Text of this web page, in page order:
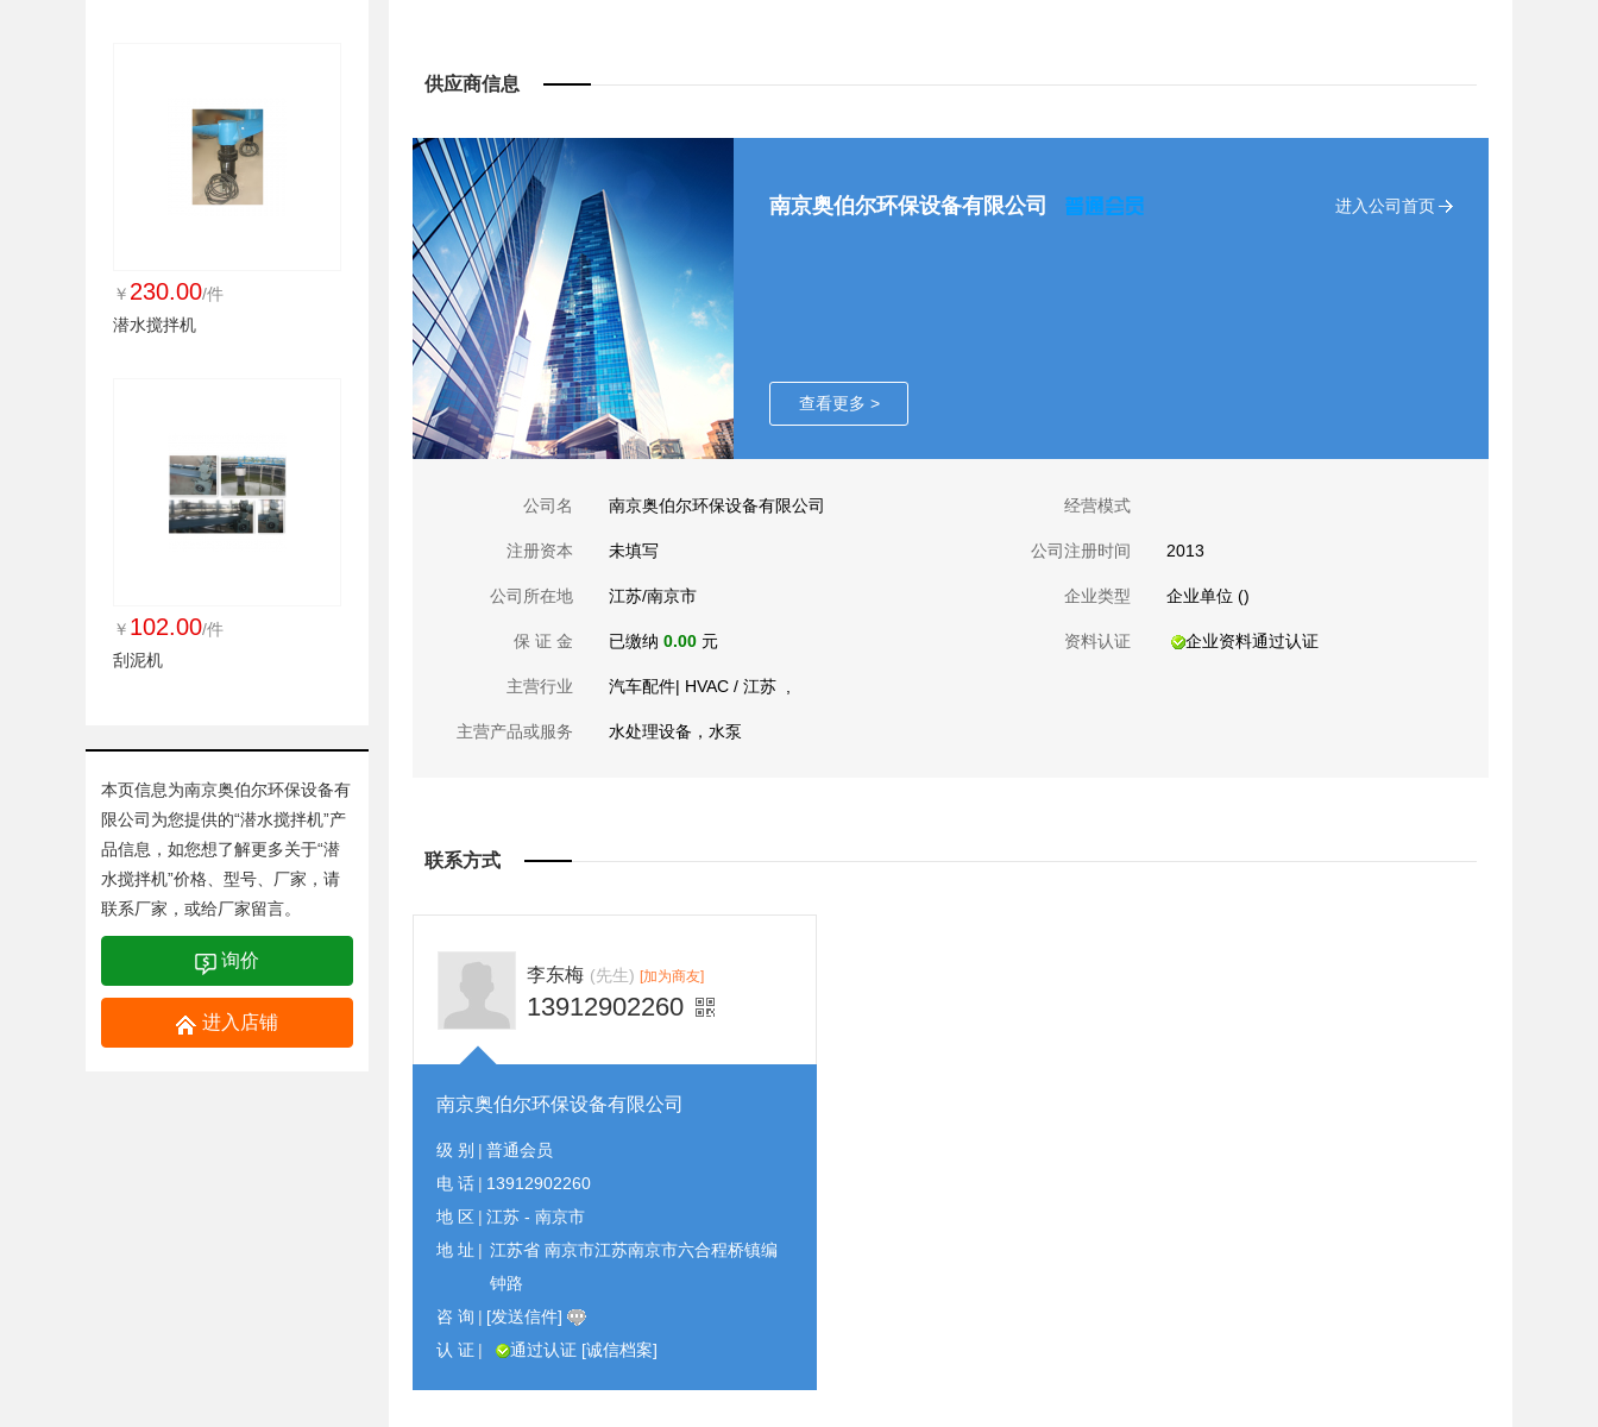
￥ 230.00/件
潜水搅拌机
￥ 102.00/件
刮泥机
本页信息为南京奥伯尔环保设备有
限公司为您提供的“潜水搅拌机”产
品信息，如您想了解更多关于“潜
水搅拌机”价格、型号、厂家，请
联系厂家，或给厂家留言。
询价
进入店铺
供应商信息
南京奥伯尔环保设备有限公司 进入公司首页
查看更多 >
公司名 南京奥伯尔环保设备有限公司 经营模式
注册资本 未填写 公司注册时间 2013
公司所在地 江苏/南京市 企业类型 企业单位 ()
保 证 金 已缴纳 0.00 元 资料认证 企业资料通过认证
主营行业 汽车配件| HVAC / 江苏
主营产品或服务 水处理设备，水泵
联系方式
李东梅 (先生) [加为商友]
13912902260
南京奥伯尔环保设备有限公司
级 别 | 普通会员
电 话 | 13912902260
地 区 | 江苏 - 南京市
地 址 | 江苏省 南京市江苏南京市六合程桥镇编
钟路
咨 询 | [发送信件]
认 证 | 通过认证 [诚信档案]